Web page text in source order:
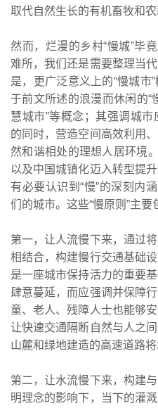
取代自然生长的有机畜牧和
然而，烂漫的乡村“慢城”毕
难所，我们还是需要整理当
是，更广泛意义上的“慢城市
于前文所述的浪漫而休闲的“
慧城市”等概念；其强调城
的同时，营造空间高效利用
然和谐相处的理想人居环境
以及中国城镇化迈入转型提
有必要认识到“慢”的深刻内
们的城市。这些“慢原则”主要
第一，让人流慢下来，通过
相结合，构建慢行交通基础
是一座城市保持活力的重要
肆意蔓延，而应强调并保障
童、老人、残障人士也能够
让快速交通隔断自然与人之
山麓和绿地建造的高速道路将
第二，让水流慢下来，构建
明理念的影响下，当下的灌